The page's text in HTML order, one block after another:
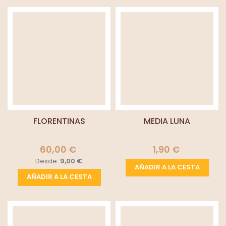
FLORENTINAS
60,00 €
Desde: 9,00 €
AÑADIR A LA CESTA
MEDIA LUNA
1,90 €
AÑADIR A LA CESTA